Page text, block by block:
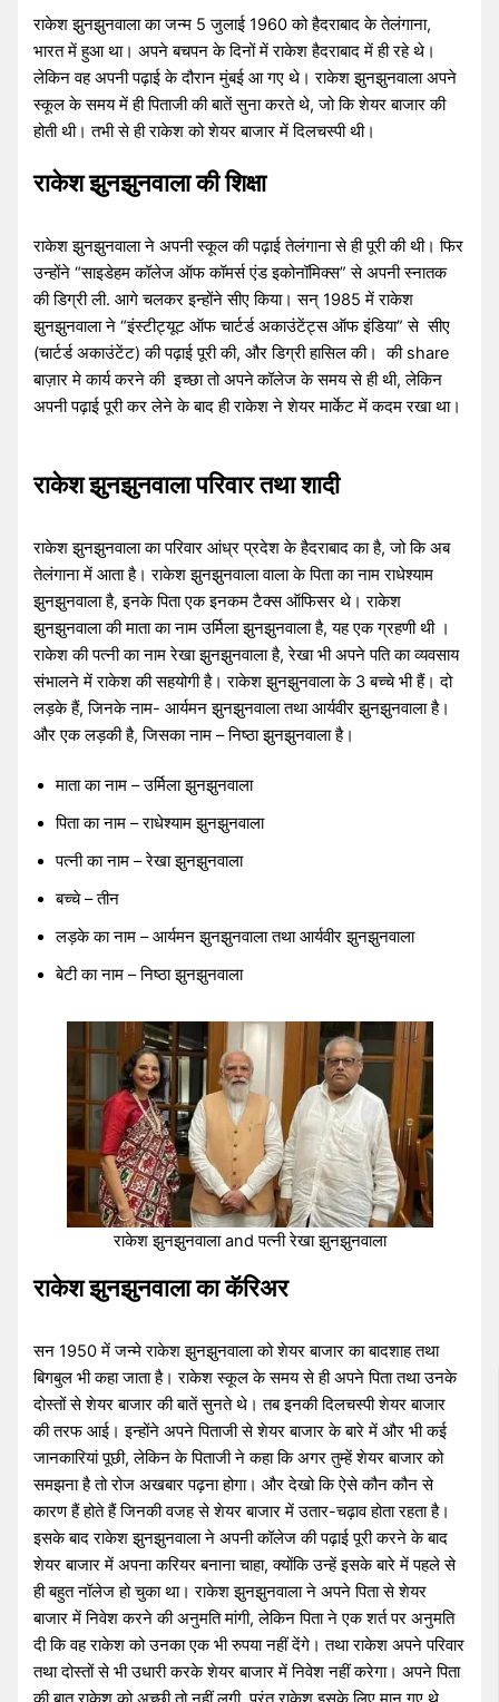
राकेश झुनझुनवाला का जन्म 5 जुलाई 1960 को हैदराबाद के तेलंगाना,
भारत में हुआ था। अपने बचपन के दिनों में राकेश हैदराबाद में ही रहे थे।
लेकिन वह अपनी पढ़ाई के दौरान मुंबई आ गए थे। राकेश झुनझुनवाला अपने
स्कूल के समय में ही पिताजी की बातें सुना करते थे, जो कि शेयर बाजार की
होती थी। तभी से ही राकेश को शेयर बाजार में दिलचस्पी थी।
राकेश झुनझुनवाला की शिक्षा
राकेश झुनझुनवाला ने अपनी स्कूल की पढ़ाई तेलंगाना से ही पूरी की थी। फिर
उन्होंने “साइडेहम कॉलेज ऑफ कॉमर्स एंड इकोनॉमिक्स” से अपनी स्नातक
की डिग्री ली. आगे चलकर इन्होंने सीए किया। सन् 1985 में राकेश
झुनझुनवाला ने “इंस्टीट्यूट ऑफ चार्टर्ड अकाउंटेंट्स ऑफ इंडिया” से सीए
(चार्टर्ड अकाउंटेंट) की पढ़ाई पूरी की, और डिग्री हासिल की। की share
बाज़ार मे कार्य करने की इच्छा तो अपनेकॉलेज के समय से ही थी, लेकिन
अपनी पढ़ाई पूरी कर लेने के बाद ही राकेश ने शेयर मार्केट में कदम रखा था।
राकेश झुनझुनवाला परिवार तथा शादी
राकेश झुनझुनवाला का परिवार आंध्र प्रदेश के हैदराबाद का है, जो कि अब
तेलंगाना में आता है। राकेश झुनझुनवाला वाला के पिता का नाम राधेश्याम
झुनझुनवाला है, इनके पिता एक इनकम टैक्स ऑफिसर थे। राकेश
झुनझुनवाला की माता का नाम उर्मिला झुनझुनवाला है, यह एक ग्रहणी थी ।
राकेश की पत्नी का नाम रेखा झुनझुनवाला है, रेखा भी अपने पति का व्यवसाय
संभालने में राकेश की सहयोगी है। राकेश झुनझुनवाला के 3 बच्चे भी हैं। दो
लड़के हैं, जिनके नाम- आर्यमन झुनझुनवाला तथा आर्यवीर झुनझुनवाला है।
और एक लड़की है, जिसका नाम – निष्ठा झुनझुनवाला है।
माता का नाम – उर्मिला झुनझुनवाला
पिता का नाम – राधेश्याम झुनझुनवाला
पत्नी का नाम – रेखा झुनझुनवाला
बच्चे – तीन
लड़के का नाम – आर्यमन झुनझुनवाला तथा आर्यवीर झुनझुनवाला
बेटी का नाम – निष्ठा झुनझुनवाला
राकेश झुनझुनवाला and पत्नी रेखा झुनझुनवाला
राकेश झुनझुनवाला का कॅरिअर
सन 1950 में जन्मे राकेश झुनझुनवाला को शेयर बाजार का बादशाह तथा
बिगबुल भी कहा जाता है। राकेश स्कूल के समय से ही अपने पिता तथा उनके
दोस्तों से शेयर बाजार की बातें सुनते थे। तब इनकी दिलचस्पी शेयर बाजार
की तरफ आई। इन्होंने अपने पिताजी से शेयर बाजार के बारे में और भी कई
जानकारियां पूछी, लेकिन के पिताजी ने कहा कि अगर तुम्हें शेयर बाजार को
समझना है तो रोज अखबार पढ़ना होगा। और देखो कि ऐसे कौन कौन से
कारण हैं होते हैं जिनकी वजह से शेयर बाजार में उतार-चढ़ाव होता रहता है।
इसके बाद राकेश झुनझुनवाला ने अपनी कॉलेज की पढ़ाई पूरी करने के बाद
शेयर बाजार में अपना करियर बनाना चाहा, क्योंकि उन्हें इसके बारे में पहले से
ही बहुत नॉलेज हो चुका था। राकेश झुनझुनवाला ने अपने पिता से शेयर
बाजार में निवेश करने की अनुमति मांगी, लेकिन पिता ने एक शर्त पर अनुमति
दी कि वह राकेश को उनका एक भी रुपया नहीं देंगे। तथा राकेश अपने परिवार
तथा दोस्तों से भी उधारी करके शेयर बाजार में निवेश नहीं करेगा। अपने पिता